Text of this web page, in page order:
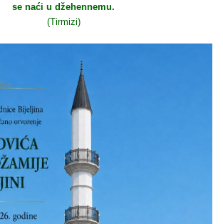
se naći u džehennemu.
(Tirmizi)